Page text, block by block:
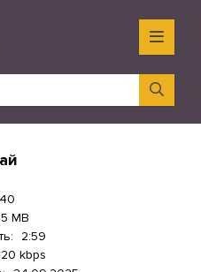
MB
2:59
kbps